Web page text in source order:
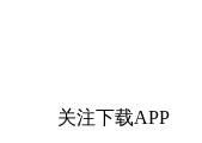
关注下载APP